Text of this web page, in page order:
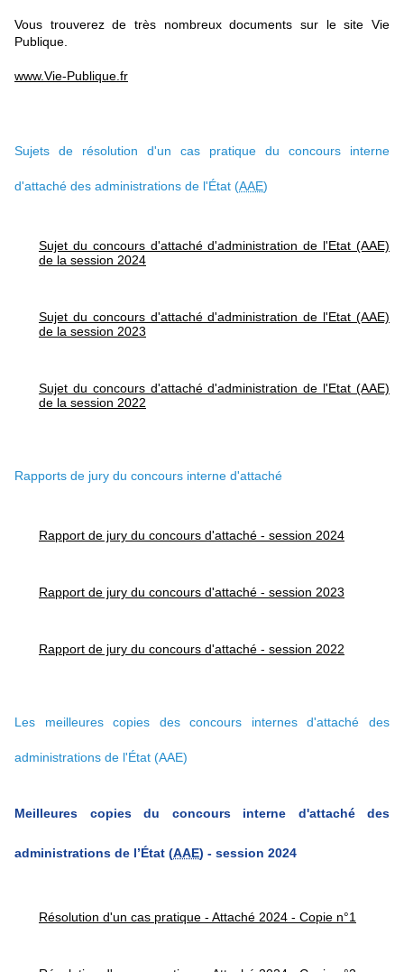
Vous trouverez de très nombreux documents sur le site Vie
Publique.
www.Vie-Publique.fr
Sujets de résolution d'un cas pratique du concours interne
d'attaché des administrations de l'État (AAE)
Sujet du concours d'attaché d'administration de l'Etat (AAE)
de la session 2024
Sujet du concours d'attaché d'administration de l'Etat (AAE)
de la session 2023
Sujet du concours d'attaché d'administration de l'Etat (AAE)
de la session 2022
Rapports de jury du concours interne d'attaché
Rapport de jury du concours d'attaché - session 2024
Rapport de jury du concours d'attaché - session 2023
Rapport de jury du concours d'attaché - session 2022
Les meilleures copies des concours internes d'attaché des
administrations de l'État (AAE)
Meilleures copies du concours interne d'attaché des
administrations de l’État (AAE) - session 2024
Résolution d'un cas pratique - Attaché 2024 - Copie n°1